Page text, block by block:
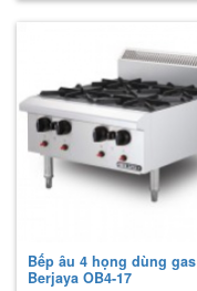
Bếp âu 4 họng dùng gas
Berjaya OB4-17